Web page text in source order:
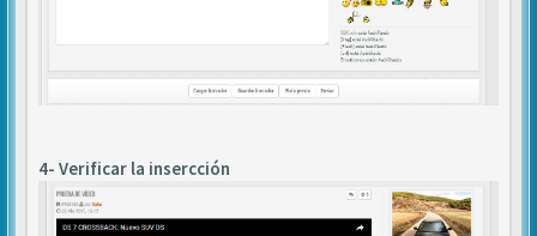
4- Verificar la insercción